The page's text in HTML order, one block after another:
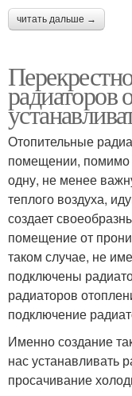
читать дальше →
радиаторов
Отопительные
помещении, помимо
одну, не менее
теплого воздуха,
создает
помещение от
таком случае, не
подключены
радиаторов
подключение
Именно создание
нас устанавливать
просачивание